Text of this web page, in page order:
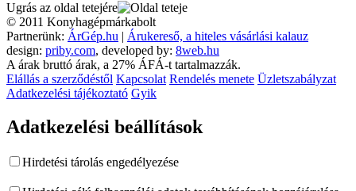
Ugrás az oldal tetejére
© 2011 Konyhagépmárkabolt
Partnerünk: ÁrGép.hu | Árukereső, a hiteles vásárlási kalauz
design: priby.com, developed by: 8web.hu
A árak bruttó árak, a 27% ÁFÁ-t tartalmazzák.
Elállás a szerződéstől Kapcsolat Rendelés menete Üzletszabályzat
Adatkezelési tájékoztató Gyik
Adatkezelési beállítások
Hirdetési tárolás engedélyezése